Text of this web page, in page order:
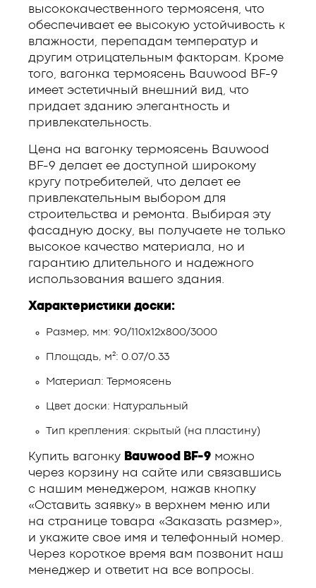
высококачественного термоясеня, что
обеспечивает ее высокую устойчивость к
влажности, перепадам температур и
другим отрицательным факторам. Кроме
того, вагонка термоясень Bauwood BF-9
имеет эстетичный внешний вид, что
придает зданию элегантность и
привлекательность.
Цена на вагонку термоясень Bauwood
BF-9 делает ее доступной широкому
кругу потребителей, что делает ее
привлекательным выбором для
строительства и ремонта. Выбирая эту
фасадную доску, вы получаете не только
высокое качество материала, но и
гарантию длительного и надежного
использования вашего здания.
Характеристики доски:
Размер, мм: 90/110х12х800/3000
Площадь, м²: 0.07/0.33
Материал: Термоясень
Цвет доски: Натуральный
Тип крепления: скрытый (на пластину)
Купить вагонку Bauwood BF-9 можно
через корзину на сайте или связавшись
с нашим менеджером, нажав кнопку
«Оставить заявку» в верхнем меню или
на странице товара «Заказать размер»,
и укажите свое имя и телефонный номер.
Через короткое время вам позвонит наш
менеджер и ответит на все вопросы.